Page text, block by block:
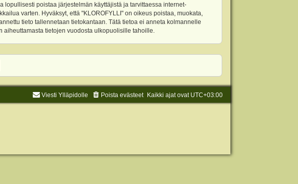
lopullisesti poistaa järjestelmän käyttäjistä ja tarvittaessa internet-
varten. Hyväksyt, että "KLOROFYLLI" on oikeus poistaa, muokata,
tieto tallennetaan tietokantaan. Tätä tietoa ei anneta kolmannelle
aiheuttamasta tietojen vuodosta ulkopuolisille tahoille.
Kaikki ajat ovat UTC+03:00
Poista evästeet
Viesti Ylläpidolle